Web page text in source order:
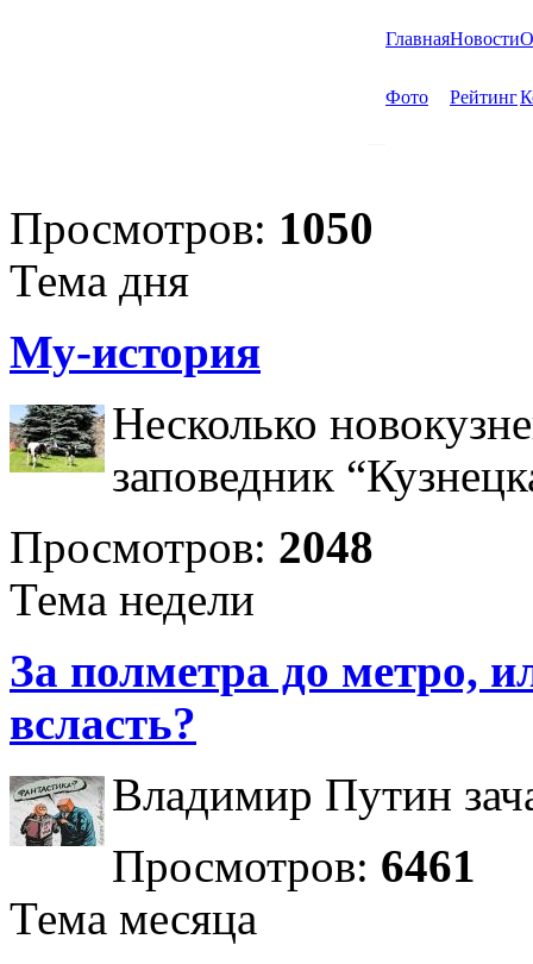
ГлавнаяНовости
Фото Рейтинг
Просмотров: 1050
Тема дня
Му-история
Несколько
заповедник
Просмотров: 2048
Тема недели
За полметра до метро,
всласть?
Владимир Путин
Просмотров: 6461
Тема месяца